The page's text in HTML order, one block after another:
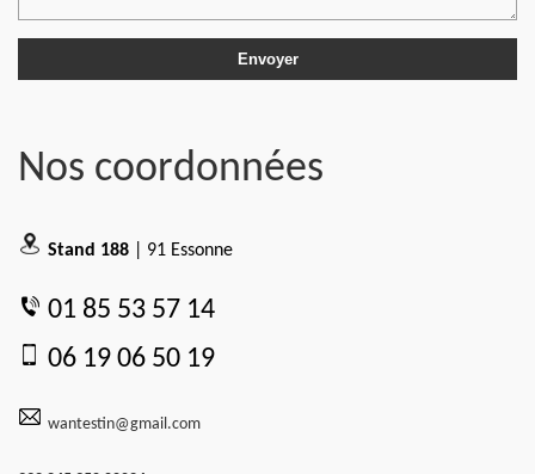
Nos coordonnées
Stand 188 | 91 Essonne
01 85 53 57 14
06 19 06 50 19
wantestin@gmail.com